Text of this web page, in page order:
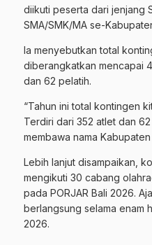
diikuti peserta dari jenjang
SMA/SMK/MA se-
Ia menyebutkan total
diberangkatkan mencapai
dan 62 pelatih.
“Tahun ini total kontingen
Terdiri dari 352 atlet dan
membawa nama
Lebih lanjut disampaikan,
mengikuti 30 cabang
pada PORJAR Bali 2026.
berlangsung selama enam
2026.